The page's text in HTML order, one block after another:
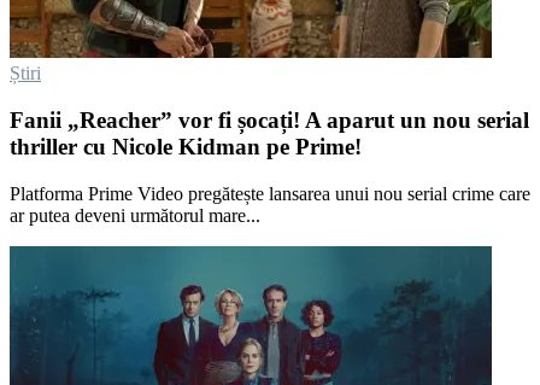
Știri
Fanii „Reacher” vor fi șocați! A aparut un nou serial
thriller cu Nicole Kidman pe Prime!
Platforma Prime Video pregătește lansarea unui nou serial crime care
ar putea deveni următorul mare...